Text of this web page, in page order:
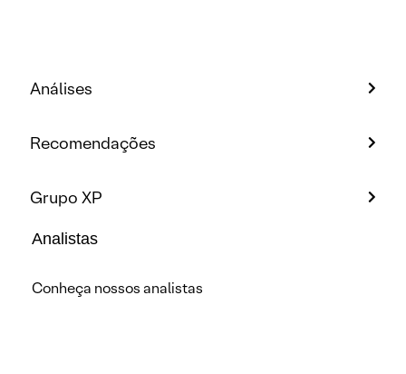
Análises
Recomendações
Grupo XP
Analistas
Conheça nossos analistas